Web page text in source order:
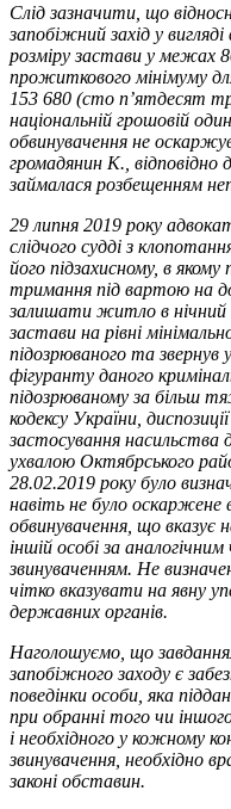
Слід зазначити, що
запобіжний захід у
розміру застави у межах
прожиткового мінімуму
153 680 (сто п’ятдесят
національній грошовій
обвинувачення не
громадянин К., відповідно
займалася розбещенням
29 липня 2019 року
слідчого судді з
його підзахисному, в
тримання під вартою на
залишати житло в нічний
застави на рівні
підозрюваного та
фігуранту даного
підозрюваному за більш
кодексу України,
застосування насильства
ухвалою Октябрського
28.02.2019 року було
навіть не було оскаржене
обвинувачення, що вказує
іншій особі за
звинуваченням. Не
чітко вказувати на явну
державних органів.
Наголошуємо, що
запобіжного заходу є
поведінки особи, яка
при обранні того чи
і необхідного у кожному
звинувачення, необхідно
законі обставин.